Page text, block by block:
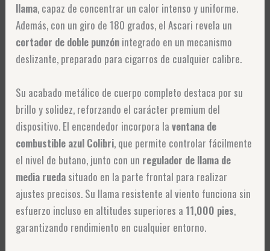
llama, capaz de concentrar un calor intenso y uniforme.
Además, con un giro de 180 grados, el Ascari revela un
cortador de doble punzón integrado en un mecanismo
deslizante, preparado para cigarros de cualquier calibre.
Su acabado metálico de cuerpo completo destaca por su
brillo y solidez, reforzando el carácter premium del
dispositivo. El encendedor incorpora laventana de
combustible azul Colibri, que permite controlar fácilmente
el nivel de butano, junto con un regulador de llama de
media rueda situado en la parte frontal para realizar
ajustes precisos. Su llama resistente al viento funciona sin
esfuerzo incluso en altitudes superiores a 11,000 pies,
garantizando rendimiento en cualquier entorno.